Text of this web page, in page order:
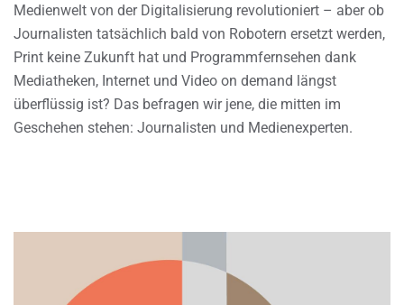
Medienwelt von der Digitalisierung revolutioniert – aber ob
Journalisten tatsächlich bald von Robotern ersetzt werden,
Print keine Zukunft hat und Programmfernsehen dank
Mediatheken, Internet und Video on demand längst
überflüssig ist? Das befragen wir jene, die mitten im
Geschehen stehen: Journalisten und Medienexperten.